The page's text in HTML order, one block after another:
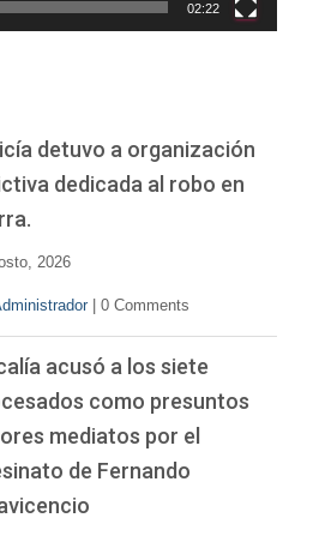
02:22
detuvo a organización
dedicada al robo en
2026
0 Comments
acusó a los siete
como presuntos
mediatos por el
de Fernando